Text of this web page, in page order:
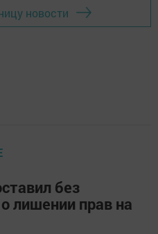
новости
без
лишении прав на